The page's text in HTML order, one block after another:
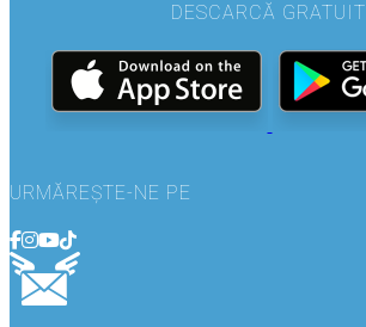
DESCARCĂ GRATUIT
URMĂREȘTE-NE PE